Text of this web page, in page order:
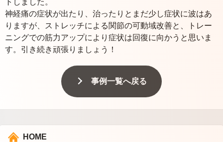
トしました。
神経痛の症状が出たり、治ったりとまだ少し症状に波はあ
りますが、ストレッチによる関節の可動域改善と、トレー
ニングでの筋力アップにより症状は回復に向かうと思いま
す。引き続き頑張りましょう！
事例一覧へ戻る
HOME